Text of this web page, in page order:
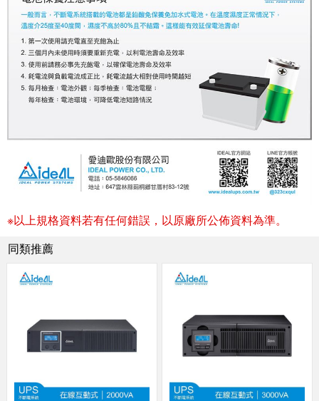
※以上規格資料若有任何錯誤，以原廠所公佈資料為準。
同類推薦